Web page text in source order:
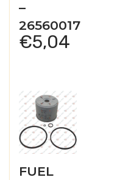
–
26560017
€5,04
FUEL